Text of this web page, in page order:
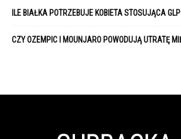
ILE BIAŁKA POTRZEBUJE KOBIETA STOSUJĄCA
CZY OZEMPIC I MOUNJARO POWODUJĄ UTRATĘ